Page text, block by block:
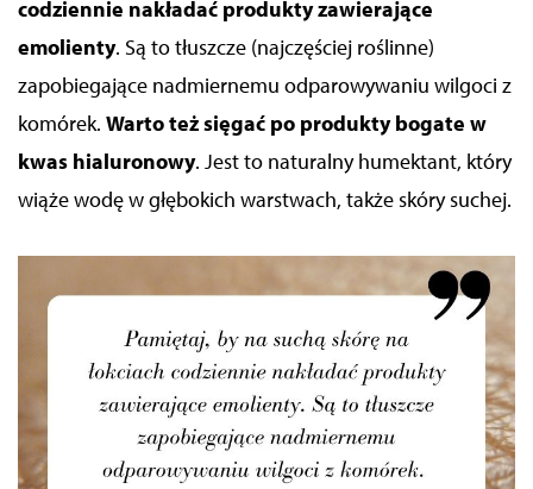
codziennie nakładać produkty zawierające
emolienty. Są to tłuszcze (najczęściej roślinne)
zapobiegające nadmiernemu odparowywaniu wilgoci z
komórek. Wartoteżsięgać po produkty bogate w
kwas hialuronowy. Jest to naturalny humektant, który
wiąże wodę w głębokich warstwach, także skóry suchej.